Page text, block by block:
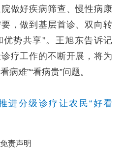
做好疾病筛查、慢性病康
，做到基层首诊、双向转
势共享”。王旭东告诉记
疗工作的不断开展，将为
病难”“看病贵”问题。
进分级诊疗让农民“好看
免责声明